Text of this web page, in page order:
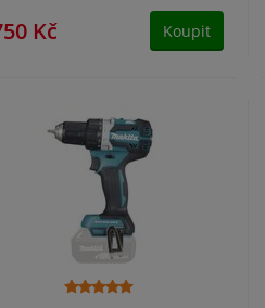
Kč Koupit